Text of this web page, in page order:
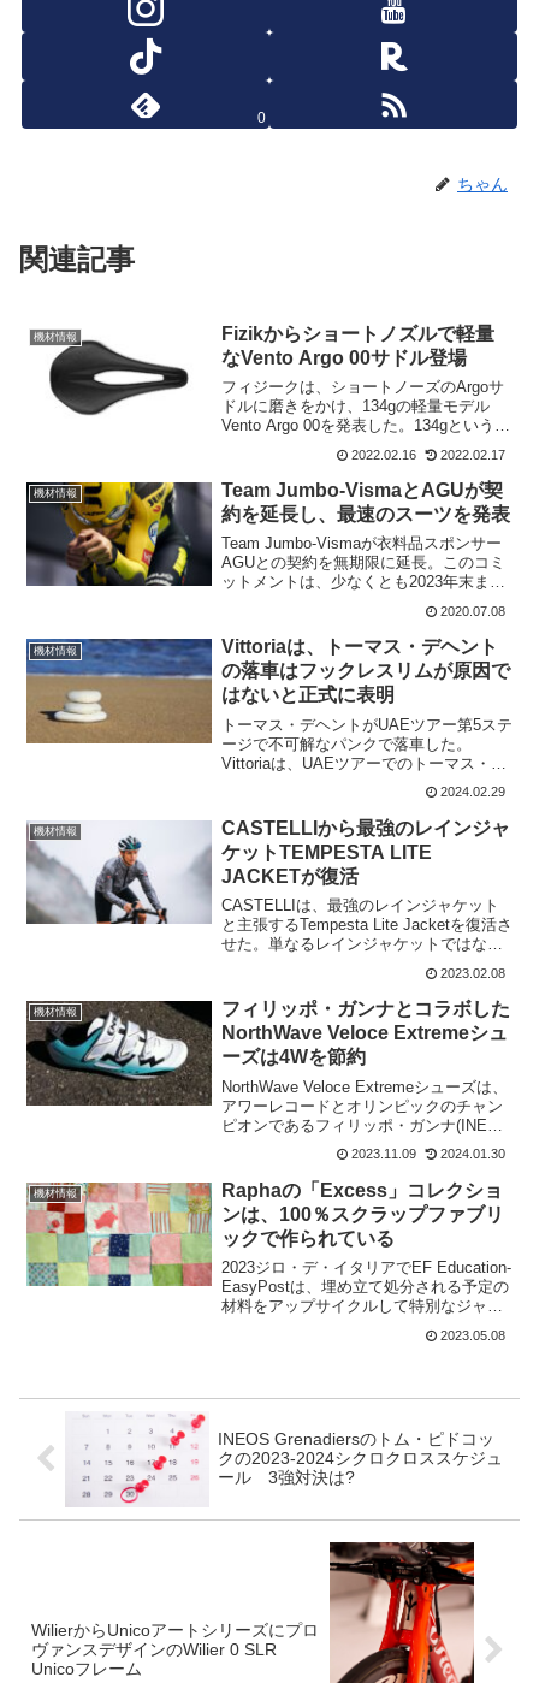
0
ちゃん
関連記事
機材情報
Fizikからショートノズルで軽量
なVento Argo 00サドル登場
フィジークは、ショートノーズのArgoサ
ドルに磨きをかけ、134gの軽量モデル
Vento Argo 00を発表した。134gというの
は世界最軽量の領域ではない。しかし、
Vento Argo 00は、日常的なライディング
やレース用にデザインさ...
2022.02.16 2022.02.17
機材情報
Team Jumbo-VismaとAGUが契
約を延長し、最速のスーツを発表
Team Jumbo-Vismaが衣料品スポンサー
AGUとの契約を無期限に延長。このコミ
ットメントは、少なくとも2023年末まで
は継続される。AGUは2019年の初めから
オランダのWorldTourチームのパートナー
であり、今年からは開発チ...
2020.07.08
機材情報
Vittoriaは、トーマス・デヘント
の落車はフックレスリムが原因で
はないと正式に表明
トーマス・デヘントがUAEツアー第5ステ
ージで不可解なパンクで落車した。
Vittoriaは、UAEツアーでのトーマス・デ
ヘントのクラッシュに対する批判や懸念
に応え、Lotto Dstnyが使用していた "フ
ックレスリムデザインとは無関係 "...
2024.02.29
機材情報
CASTELLIから最強のレインジャ
ケットTEMPESTA LITE
JACKETが復活
CASTELLIは、最強のレインジャケット
と主張するTempesta Lite Jacketを復活さ
せた。単なるレインジャケットではな
く、GORE-TEX®メンブレンを採用し、
優れた透湿性と嵐を乗り切るためのプロ
テクションを提供している。C...
2023.02.08
機材情報
フィリッポ・ガンナとコラボした
NorthWave Veloce Extremeシュ
ーズは4Wを節約
NorthWave Veloce Extremeシューズは、
アワーレコードとオリンピックのチャン
ピオンであるフィリッポ・ガンナ(INEOS
Grenadiers)と共に開発された。フィリッ
ポ・ガンナの最新の成功を受け、Veloce
を意味する...
2023.11.09 2024.01.30
機材情報
Raphaの「Excess」コレクショ
ンは、100％スクラップファブリ
ックで作られている
2023ジロ・デ・イタリアでEF Education-
EasyPostは、埋め立て処分される予定の
材料をアップサイクルして特別なジャー
ジで走っている。ただ、UCIの規則があ
るために、全てが余分な生地で出来てい
2023.05.08
INEOS Grenadiersのトム・ピドコッ
クの2023-2024シクロクロススケジュ
ール 3強対決は?
WilierからUnicoアートシリーズにプロ
ヴァンスデザインのWilier 0 SLR
Unicoフレーム